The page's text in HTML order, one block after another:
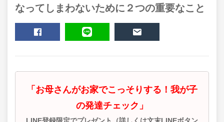
なってしまわないために２つの重要なこと
「お母さんがお家でこっそりする！我が子
の発達チェック」